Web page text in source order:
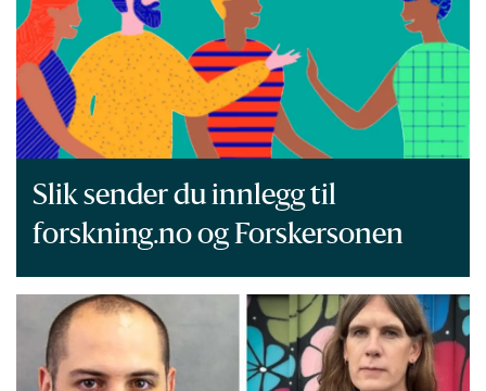
Slik sender du innlegg til
forskning.no og Forskersonen